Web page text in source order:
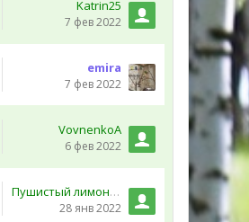
Katrin25
7 фев 2022
emira
7 фев 2022
VovnenkoA
6 фев 2022
Пушистый лимончик
28 янв 2022